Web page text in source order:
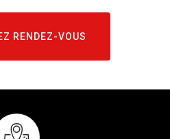
RENDEZ-VOUS